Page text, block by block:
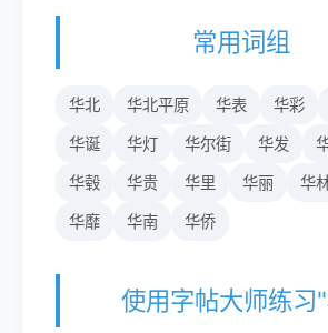
常用词组
华北 华北平原 华表 华彩
华诞 华灯 华尔街 华发
华毂 华贵 华里 华丽 华
华靡 华南 华侨
使用字帖大师练习